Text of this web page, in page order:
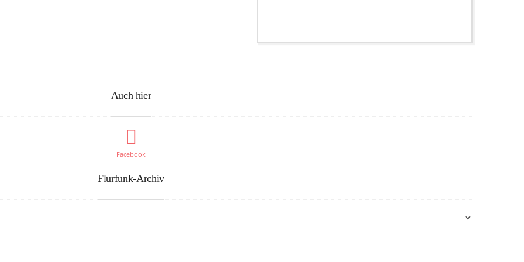
Auch hier
Facebook
Flurfunk-Archiv